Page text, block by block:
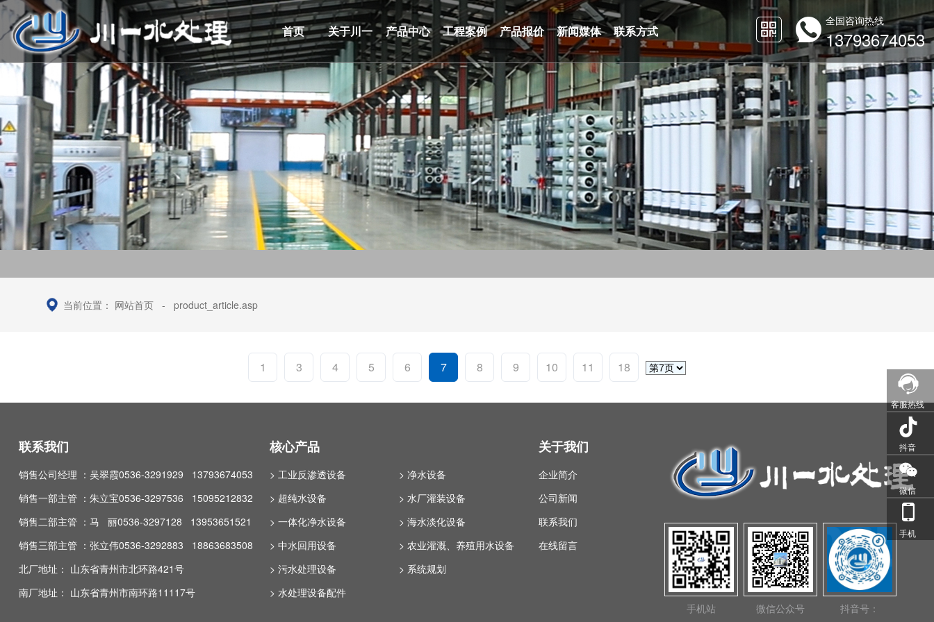
首页 关于川一 产品中心 工程案例 产品报价 新闻媒体 联系方式
全国咨询热线
13793674053
当前位置： 网站首页 -product_article.asp
1 3 4 5 6 7 8 9 10 11 18
联系我们
销售公司经理 ：吴翠霞0536-3291929 13793674053
销售一部主管 ：朱立宝0536-3297536 15095212832
销售二部主管 ：马 丽0536-3297128 13953651521
销售三部主管 ：张立伟0536-3292883 18863683508
北厂地址： 山东省青州市北环路421号
南厂地址： 山东省青州市南环路11117号
核心产品
> 工业反渗透设备
> 净水设备
> 超纯水设备
> 水厂灌装设备
> 一体化净水设备
> 海水淡化设备
> 中水回用设备
> 农业灌溉、养殖用水设备
> 污水处理设备
> 系统规划
> 水处理设备配件
关于我们
企业简介
公司新闻
联系我们
在线留言
手机站 微信公众号 抖音号：
客服热线
抖音
微信
手机